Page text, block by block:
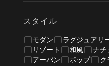
スタイル
モダン ラグジュアリ
リゾート
和風 ナチ
アーバン
ポップ ク